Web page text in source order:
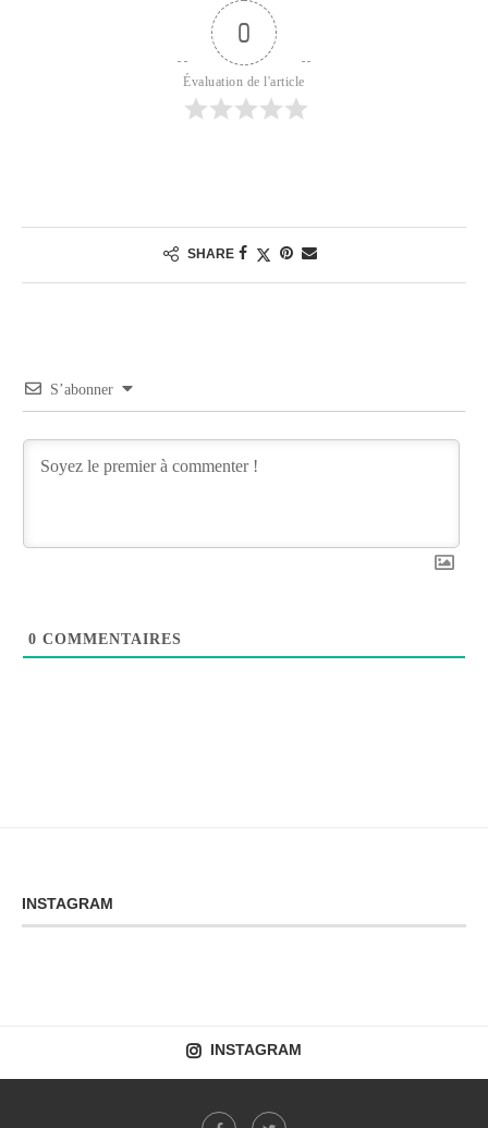
0
Évaluation de l'article
SHARE
S’abonner
0 COMMENTAIRES
INSTAGRAM
INSTAGRAM